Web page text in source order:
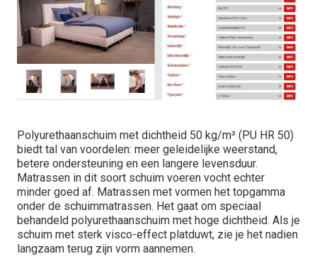
Polyurethaanschuim met dichtheid 50 kg/m³ (PU HR 50)
biedt tal van voordelen: meer geleidelijke weerstand,
betere ondersteuning en een langere levensduur.
Matrassen in dit soort schuim voeren vocht echter
minder goed af. Matrassen met vormen het topgamma
onder de schuimmatrassen. Het gaat om speciaal
behandeld polyurethaanschuim met hoge dichtheid. Als je
schuim met sterk visco-effect platduwt, zie je het nadien
langzaam terug zijn vorm aannemen.